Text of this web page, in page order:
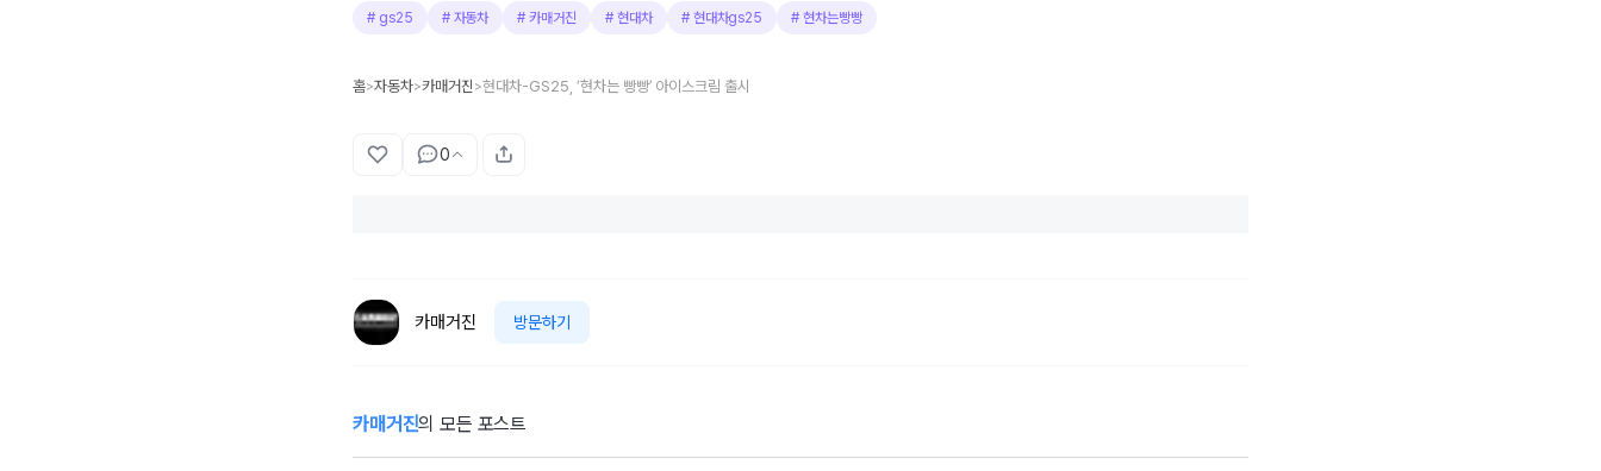
# gs25 # 자동차 # 카매거진 # 현대차 # 현대차gs25 #현차는빵빵
홈>자동차>카매거진 >현대차-GS25, ‘현차는 빵빵’ 아이스크림 출시
0
카매거진 방문하기
카매거진의 모든 포스트
KLPGA와 화해
벤틀리, 토르칼의
벤츠 코리아, 서비
BMW 코리아, 8
넥센타이어, ‘폭염
현대차·기아, '20